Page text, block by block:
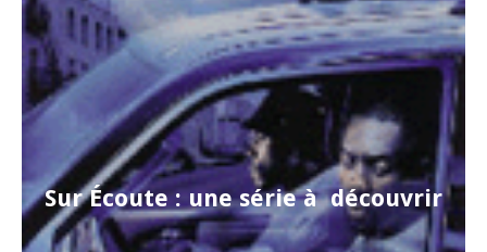
Sur Écoute : une série à découvrir